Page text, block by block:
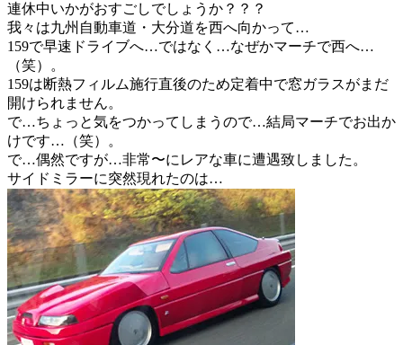
連休中いかがおすごしでしょうか？？？
我々は九州自動車道・大分道を西へ向かって…
159で早速ドライブへ…ではなく…なぜかマーチで西へ…
（笑）。
159は断熱フィルム施行直後のため定着中で窓ガラスがまだ
開けられません。
で…ちょっと気をつかってしまうので…結局マーチでお出か
けです…（笑）。
で…偶然ですが…非常〜にレアな車に遭遇致しました。
サイドミラーに突然現れたのは…